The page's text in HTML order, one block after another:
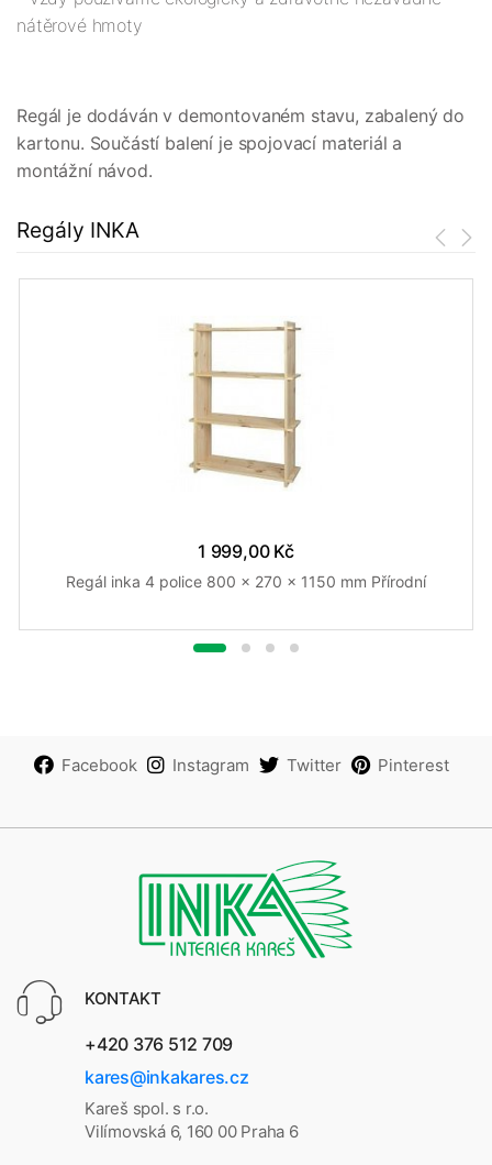
nátěrové hmoty
Regál je dodáván v demontovaném stavu, zabalený do
kartonu. Součástí balení je spojovací materiál a
montážní návod.
Regály INKA
1 999,00 Kč
Regál inka 4 police 800 x 270 x 1150 mm Přírodní
Facebook Instagram Twitter Pinterest
KONTAKT
+420 376 512 709
kares@inkakares.cz
Kareš spol. s r.o.
Vilímovská 6, 160 00 Praha 6